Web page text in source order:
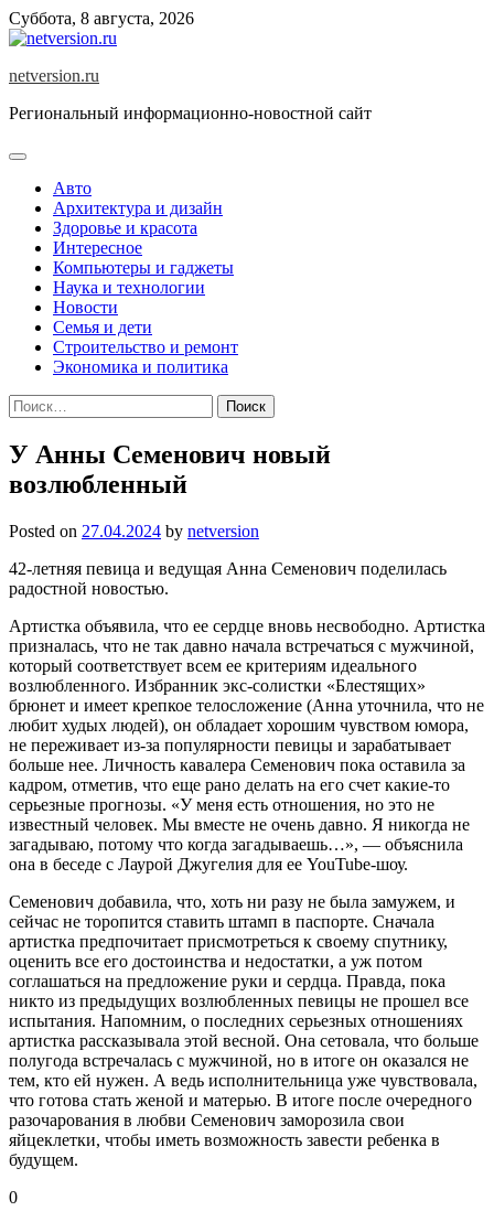
Skip
to
Суббота, 8 августа, 2026
netversion.ru
Региональный информационно-новостной сайт
Авто
Архитектура и дизайн
Здоровье и красота
Интересное
Компьютеры и гаджеты
Наука и технологии
Новости
Семья и дети
Строительство и ремонт
Экономика и политика
Найти:
У Анны Семенович новый
возлюбленный
Posted on 27.04.2024 by netversion
42-летняя певица и ведущая Анна Семенович поделилась
радостной новостью.
Артистка объявила, что ее сердце вновь несвободно. Артистка
призналась, что не так давно начала встречаться с мужчиной,
который соответствует всем ее критериям идеального
возлюбленного. Избранник экс-солистки «Блестящих»
брюнет и имеет крепкое телосложение (Анна уточнила, что не
любит худых людей), он обладает хорошим чувством юмора,
не переживает из-за популярности певицы и зарабатывает
больше нее. Личность кавалера Семенович пока оставила за
кадром, отметив, что еще рано делать на его счет какие-то
серьезные прогнозы. «У меня есть отношения, но это не
известный человек. Мы вместе не очень давно. Я никогда не
загадываю, потому что когда загадываешь…», — объяснила
она в беседе с Лаурой Джугелия для ее YouTube-шоу.
Семенович добавила, что, хоть ни разу не была замужем, и
сейчас не торопится ставить штамп в паспорте. Сначала
артистка предпочитает присмотреться к своему спутнику,
оценить все его достоинства и недостатки, а уж потом
соглашаться на предложение руки и сердца. Правда, пока
никто из предыдущих возлюбленных певицы не прошел все
испытания. Напомним, о последних серьезных отношениях
артистка рассказывала этой весной. Она сетовала, что больше
полугода встречалась с мужчиной, но в итоге он оказался не
тем, кто ей нужен. А ведь исполнительница уже чувствовала,
что готова стать женой и матерью. В итоге после очередного
разочарования в любви Семенович заморозила свои
яйцеклетки, чтобы иметь возможность завести ребенка в
будущем.
0